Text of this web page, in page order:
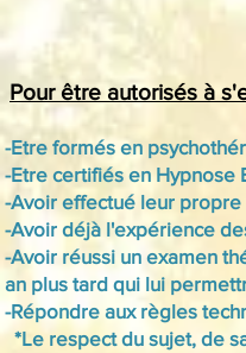
Pour être autorisés à
-Etre formés en
-Etre certifiés en Hypnose
-Avoir effectué leur
-Avoir déjà l'expérience
-Avoir réussi un examen
an plus tard qui lui
-Répondre aux règles
*Le respect du sujet, de